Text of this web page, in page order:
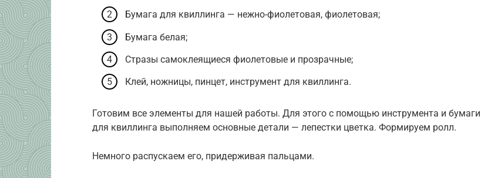
Бумага для квиллинга — нежно-фиолетовая, фиолетовая;
Бумага белая;
Стразы самоклеящиеся фиолетовые и прозрачные;
Клей, ножницы, пинцет, инструмент для квиллинга.
Готовим все элементы для нашей работы. Для этого с помощью инструмента и бумаги
для квиллинга выполняем основные детали — лепестки цветка. Формируем ролл.
Немного распускаем его, придерживая пальцами.